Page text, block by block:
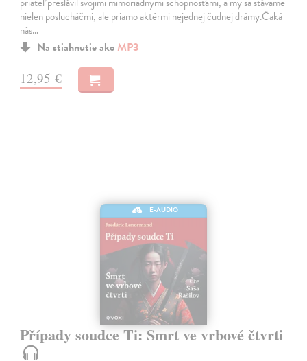
nielen poslucháčmi, ale priamo aktérmi nejednej čudnej drámy.Čaká
nás…
Na stiahnutie ako MP3
12,95 €
E-AUDIO
Případy soudce Ti: Smrt ve vrbové čtvrti